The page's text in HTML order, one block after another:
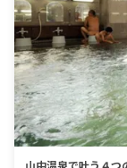
山中温泉で叶う４つ